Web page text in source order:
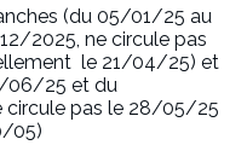
(du 05/01/25 au
2025, ne circule pas
le 21/04/25) et
06/25 et du
pas le 28/05/25
05)